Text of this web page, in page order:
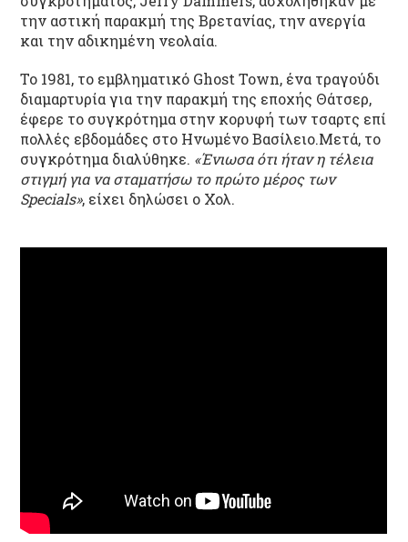
την αστική παρακμή της Βρετανίας, την ανεργία
και την αδικημένη νεολαία.
Το 1981, το εμβληματικό Ghost Town, ένα τραγούδι
διαμαρτυρία για την παρακμή της εποχής Θάτσερ,
έφερε το συγκρότημα στην κορυφή των τσαρτς επί
πολλές εβδομάδες στο Ηνωμένο Βασίλειο.Μετά, το
συγκρότημα διαλύθηκε. «Ένιωσα ότι ήταν η τέλεια
στιγμή για να σταματήσω το πρώτο μέρος των
Specials», είχει δηλώσει ο Χολ.